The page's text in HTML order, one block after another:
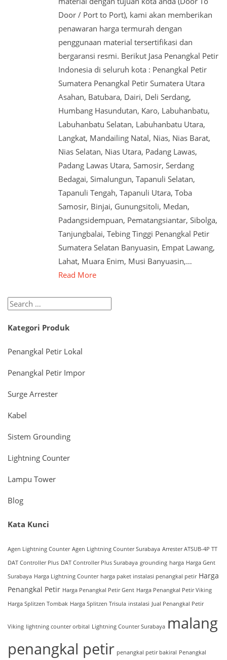
Door / Port to Port), kami akan memberikan
penawaran harga termurah dengan
penggunaan material tersertifikasi dan
bergaransi resmi. Berikut Jasa Penangkal Petir
Indonesia di seluruh kota : Penangkal Petir
Sumatera Penangkal Petir Sumatera Utara
Asahan, Batubara, Dairi, Deli Serdang,
Humbang Hasundutan, Karo, Labuhanbatu,
Labuhanbatu Selatan, Labuhanbatu Utara,
Langkat, Mandailing Natal, Nias, Nias Barat,
Nias Selatan, Nias Utara, Padang Lawas,
Padang Lawas Utara, Samosir, Serdang
Bedagai, Simalungun, Tapanuli Selatan,
Tapanuli Tengah, Tapanuli Utara, Toba
Samosir, Binjai, Gunungsitoli, Medan,
Padangsidempuan, Pematangsiantar, Sibolga,
Tanjungbalai, Tebing Tinggi Penangkal Petir
Sumatera Selatan Banyuasin, Empat Lawang,
Lahat, Muara Enim, Musi Banyuasin,…
Read More
Search
Kategori Produk
Penangkal Petir Lokal
Penangkal Petir Impor
Surge Arrester
Kabel
Sistem Grounding
Lightning Counter
Lampu Tower
Blog
Kata Kunci
Agen Lightning Counter Agen Lightning Counter Surabaya Arrester ATSUB-4P TT
DAT Controller Plus DAT Controller Plus Surabaya grounding harga Harga Gent
Surabaya Harga Lightning Counter harga paket instalasi penangkal petir Harga
Penangkal Petir Harga Penangkal Petir Gent Harga Penangkal Petir Viking
Harga Splitzen Tombak Harga Splitzen Trisula instalasi Jual Penangkal Petir
Viking lightning counter orbital Lightning Counter Surabaya malang
penangkal petir penangkal petir bakiral Penangkal